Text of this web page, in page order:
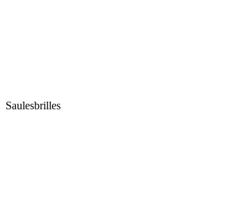
Saulesbrilles